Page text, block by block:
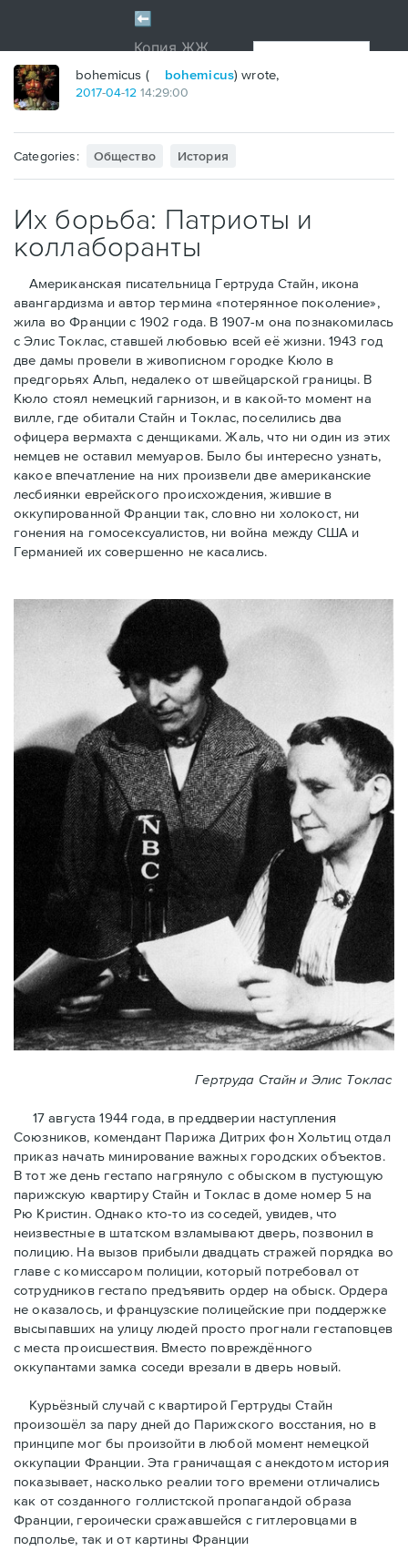
bohemicus ( bohemicus) wrote,
2017-04-12 14:29:00
Categories: Общество История
Их борьба: Патриоты и
коллаборанты
Американская писательница Гертруда Стайн, икона
авангардизма и автор термина «потерянное поколение»,
жила во Франции с 1902 года. В 1907-м она познакомилась
с Элис Токлас, ставшей любовью всей её жизни. 1943 год
две дамы провели в живописном городке Кюло в
предгорьях Альп, недалеко от швейцарской границы. В
Кюло стоял немецкий гарнизон, и в какой-то момент на
вилле, где обитали Стайн и Токлас, поселились два
офицера вермахта с денщиками. Жаль, что ни один из этих
немцев не оставил мемуаров. Было бы интересно узнать,
какое впечатление на них произвели две американские
лесбиянки еврейского происхождения, жившие в
оккупированной Франции так, словно ни холокост, ни
гонения на гомосексуалистов, ни война между США и
Германией их совершенно не касались.
Гертруда Стайн и Элис Токлас
17 августа 1944 года, в преддверии наступления
Союзников, комендант Парижа Дитрих фон Хольтиц отдал
приказ начать минирование важных городских объектов.
В тот же день гестапо нагрянуло с обыском в пустующую
парижскую квартиру Стайн и Токлaс в домe номер 5 на
Рю Кристин. Однако кто-то из соседей, увидев, что
неизвестные в штатском взламывают дверь, позвонил в
полицию. На вызов прибыли двадцать стражей порядка во
главе с комиссаром полиции, который потребовал от
сотрудников гестапо предъявить ордер на обыск. Ордера
не оказалось, и французские полицейские при поддержке
высыпавших на улицу людей просто прогнали гестаповцев
с места происшествия. Вместо повреждённого
оккупантами замка соседи врезали в дверь новый.
Курьёзный случай с квартирой Гертруды Стайн
произошёл за пару дней до Парижского восстания, но в
принципe мог бы произойти в любой момент немецкой
оккупации Франции. Эта граничащая с анекдотом история
показывает, насколько реалии того времени отличались
как от созданного голлистской пропагандой образа
Франции, героически сражавшейся с гитлеровцами в
подполье, так и от картины Франции